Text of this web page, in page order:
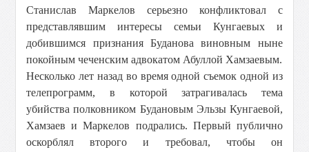
Станислав Маркелов серьезно конфликтовал с
представлявшим интересы семьи Кунгаевых и
добившимся признания Буданова виновным ныне
покойным чеченским адвокатом Абуллой Хамзаевым.
Несколько лет назад во время одной съемок одной из
телепрограмм, в которой затрагивалась тема
убийства полковником Будановым Эльзы Кунгаевой,
Хамзаев и Маркелов подрались. Первый публично
оскорблял второго и требовал, чтобы он